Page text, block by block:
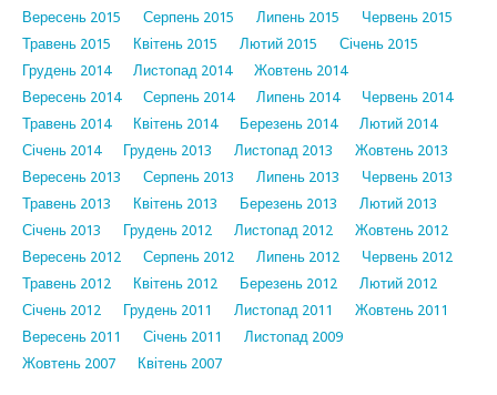
Вересень 2015
Серпень 2015 Липень 2015
Червень 2015
Травень 2015
Квітень 2015 Лютий 2015
Січень 2015
Грудень 2014
Листопад 2014
Жовтень 2014
Вересень 2014
Серпень 2014 Липень 2014
Червень 2014
Травень 2014
Квітень 2014 Березень 2014
Лютий 2014
Січень 2014
Грудень 2013 Листопад 2013
Жовтень 2013
Вересень 2013
Серпень 2013 Липень 2013
Червень 2013
Травень 2013
Квітень 2013 Березень 2013
Лютий 2013
Січень 2013
Грудень 2012 Листопад 2012
Жовтень 2012
Вересень 2012
Серпень 2012 Липень 2012
Червень 2012
Травень 2012
Квітень 2012 Березень 2012
Лютий 2012
Січень 2012
Грудень 2011 Листопад 2011
Жовтень 2011
Вересень 2011
Січень 2011
Листопад 2009
Жовтень 2007
Квітень 2007